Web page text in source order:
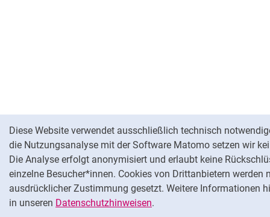
Diese Website verwendet ausschließlich technisch
die Nutzungsanalyse mit der Software Matomo setzen wir
Die Analyse erfolgt anonymisiert und erlaubt keine
einzelne Besucher*innen. Cookies von Drittanbietern werden
ausdrücklicher Zustimmung gesetzt. Weitere Informationen
in unseren Datenschutzhinweisen.